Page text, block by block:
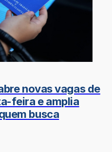
novas vagas de
feira e amplia
busca